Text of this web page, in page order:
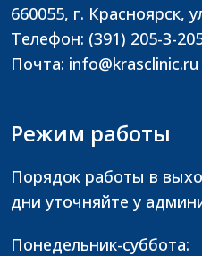
660055, г. Красноярск,
Телефон: (391) 205-3-
Почта: info@krasclinic.ru
Режим работы
Порядок работы в
дни уточняйте у
Понедельник-суббота: